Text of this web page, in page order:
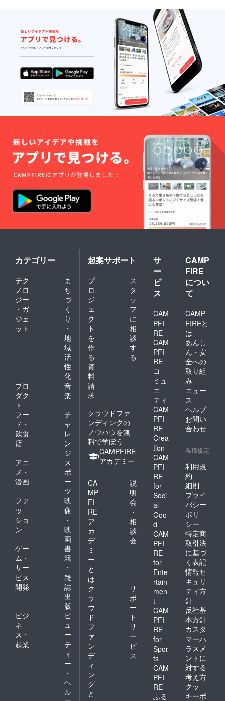
カテゴリー
テク
ノロ
ジー
・ガ
ジェ
ット
ま
ち
づ
く
り
・
地
域
活
性
化
プロ
ダク
ト
音
楽
フー
ド・
飲食
店
チ
ャ
レ
ン
ジ
アニ
メ・
漫画
ス
ポ
ー
ツ
ファ
ッ
ショ
ン
映
像
・
映
画
ゲー
ム・
サー
ビス
開発
書
籍
・
雑
誌
出
版
ビジ
ネ
ス・
起業
ビ
ュ
ー
テ
ィ
ー
・
ヘ
ル
起案サポート
プ
ロ
ジ
ェ
ク
ト
を
作
る
ス
タ
ッ
フ
に
相
談
す
る
資
料
請
求
クラウドファ
ンディングの
ノウハウを無
料で学ぼう
CAMPFIRE
アカデミー
CA
MP
FI
RE
ア
カ
デ
ミ
ー
と
は
説
明
会
・
相
談
会
ク
ラ
ウ
ド
フ
ァ
ン
デ
ィ
ン
グ
と
サ
ポ
ー
ト
サ
ー
ビ
ス
サ
ー
ビ
ス
CAM
PFI
RE
CAM
PFI
RE
コ
ミュ
ニ
ティ
CAM
PFI
RE
Crea
tion
CAM
PFI
RE
for
Soci
al
Goo
d
CAM
PFI
RE
for
Ente
rtain
men
t
CAM
PFI
RE
for
Spor
ts
CAM
PFI
RE
ふる
CAMP
FIRE
につい
て
CAMP
FIREと
は
あんし
ん・安
全への
取り組
み
ニュー
ス
ヘルプ
お問い
合わせ
各種規定
利用規
約
細則
プライ
バシー
ポリ
シー
特定商
取引法
に基づ
く表記
情報セ
キュリ
ティ方
針
反社基
本方針
カスタ
マーハ
ラスメ
ントに
対する
考え方
クッ
キーポ